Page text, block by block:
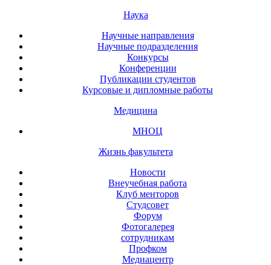
Наука
Научные направления
Научные подразделения
Конкурсы
Конференции
Публикации студентов
Курсовые и дипломные работы
Медицина
МНОЦ
Жизнь факультета
Новости
Внеучебная работа
Клуб менторов
Студсовет
Форум
Фотогалерея
сотрудникам
Профком
Медиацентр